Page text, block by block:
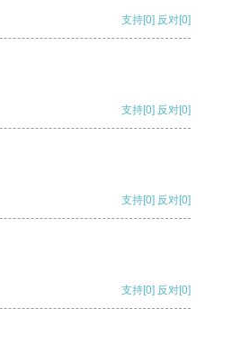
支持[0] 反对[0]
支持[0] 反对[0]
支持[0] 反对[0]
支持[0] 反对[0]